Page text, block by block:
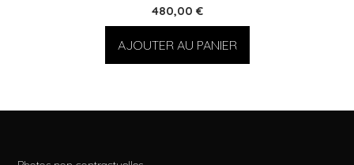
480,00 €
AJOUTER AU PANIER